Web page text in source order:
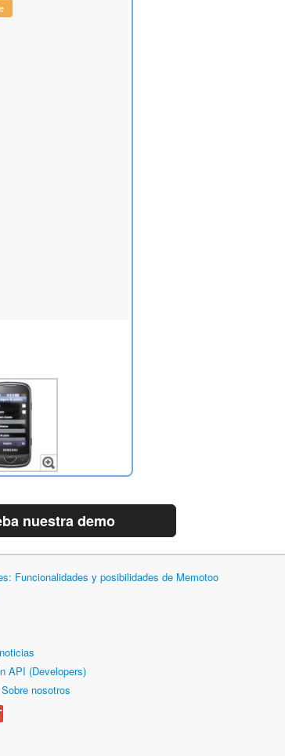
nuestra demo
Funcionalidades y posibilidades de Memotoo
API (Developers)
Sobre nosotros